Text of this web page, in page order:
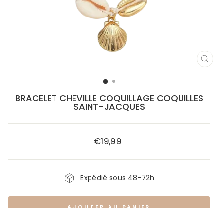
BRACELET CHEVILLE COQUILLAGE COQUILLES
SAINT-JACQUES
Prix
€19,99
Expédié sous 48-72h
AJOUTER AU PANIER